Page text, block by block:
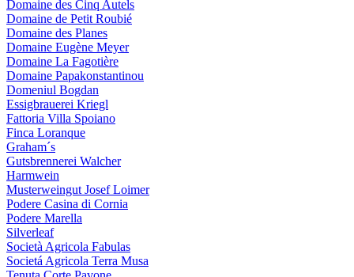
Domaine des Cinq Autels
Domaine de Petit Roubié
Domaine des Planes
Domaine Eugène Meyer
Domaine La Fagotière
Domaine Papakonstantinou
Domeniul Bogdan
Essigbrauerei Kriegl
Fattoria Villa Spoiano
Finca Loranque
Graham´s
Gutsbrennerei Walcher
Harmwein
Musterweingut Josef Loimer
Podere Casina di Cornia
Podere Marella
Silverleaf
Società Agricola Fabulas
Societá Agricola Terra Musa